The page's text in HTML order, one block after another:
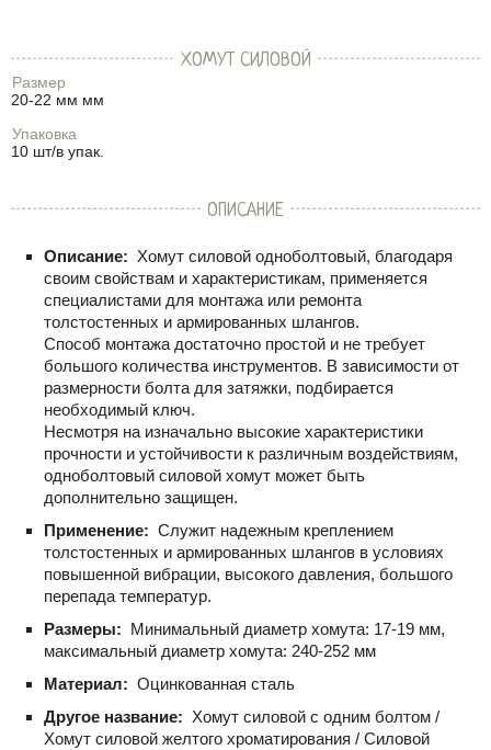
ХОМУТ СИЛОВОЙ
Размер
20-22 мм мм
Упаковка
10 шт/в упак.
ОПИСАНИЕ
Описание: Хомут силовой одноболтовый, благодаря
своим свойствам и характеристикам, применяется
специалистами для монтажа или ремонта
толстостенных и армированных шлангов.
Способ монтажа достаточно простой и не требует
большого количества инструментов. В зависимости от
размерности болта для затяжки, подбирается
необходимый ключ.
Несмотря на изначально высокие характеристики
прочности и устойчивости к различным воздействиям,
одноболтовый силовой хомут может быть
дополнительно защищен.
Применение: Служит надежным креплением
толстостенных и армированных шлангов в условиях
повышенной вибрации, высокого давления, большого
перепада температур.
Размеры: Минимальный диаметр хомута: 17-19 мм,
максимальный диаметр хомута: 240-252 мм
Материал: Оцинкованная сталь
Другое название: Хомут силовой с одним болтом /
Хомут силовой желтого хроматирования / Силовой